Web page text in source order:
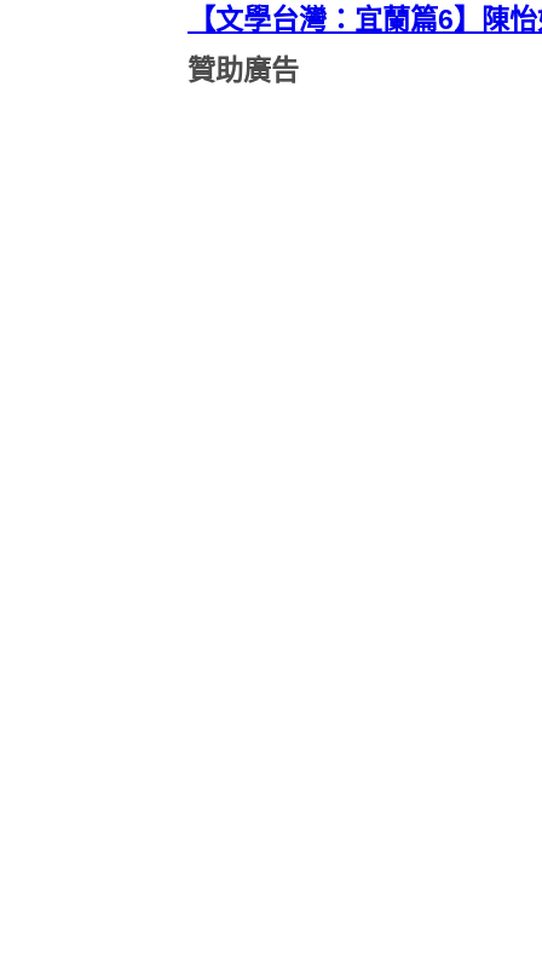
【文學台灣：宜蘭篇6】陳
贊助廣告